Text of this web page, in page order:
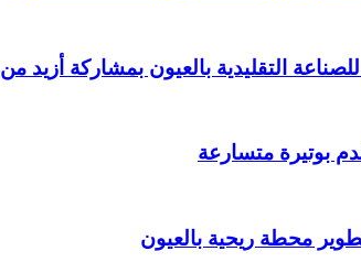
بالعيون بمشاركة أزيد من 60 عارضا
بوتيرة متسارعة
محطة ريحية بالعيون